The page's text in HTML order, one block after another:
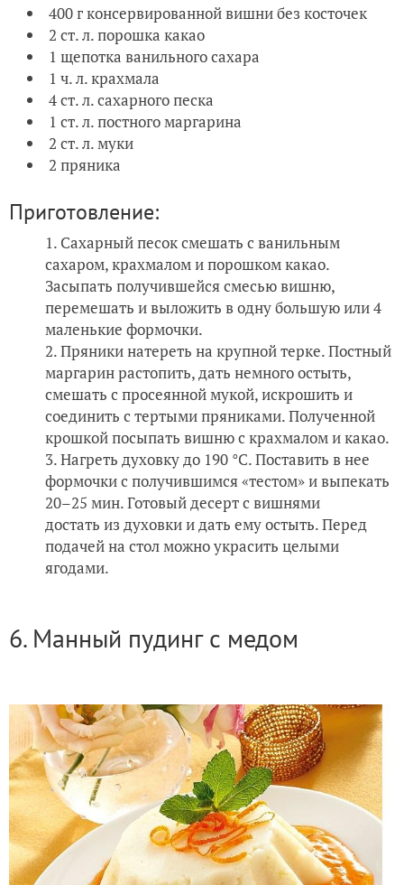
400 г консервированной вишни без косточек
2 ст. л. порошка какао
1 щепотка ванильного сахара
1 ч. л. крахмала
4 ст. л. сахарного песка
1 ст. л. постного маргарина
2 ст. л. муки
2 пряника
Приготовление:
Сахарный песок смешать с ванильным
сахаром, крахмалом и порошком какао.
Засыпать получившейся смесью вишню,
перемешать и выложить в одну большую или 4
маленькие формочки.
Пряники натереть на крупной терке. Постный
маргарин растопить, дать немного остыть,
смешать с просеянной мукой, искрошить и
соединить с тертыми пряниками. Полученной
крошкой посыпать вишню с крахмалом и какао.
Нагреть духовку до 190 °С. Поставить в нее
формочки с получившимся «тестом» и выпекать
20–25 мин. Готовый десерт с вишнями
достать из духовки и дать ему остыть. Перед
подачей на стол можно украсить целыми
ягодами.
6. Манный пудинг с медом